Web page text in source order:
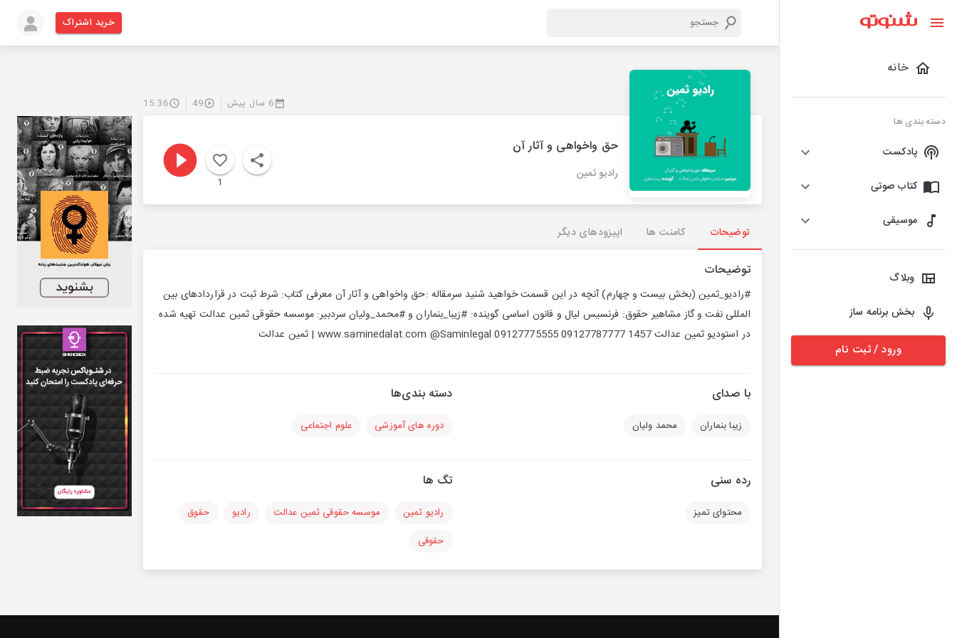
خانه
دسته بندی ها
پادکست
کتاب صوتی
موسیقی
وبلاگ
بخش برنامه ساز
ورود / ثبت نام
خرید اشتراک
6 سال پیش 49
15:36
حق واخواهی و آثار آن
رادیو ثمین
1
توضیحات کامنت ها اپیزودهای دیگر
توضیحات
#رادیو_ثمین (بخش بیست و چهارم) آنچه در این قسمت خواهید شنید سرمقاله :حق واخواهی و آثار آن معرفی کتاب: شرط ثبت در قراردادهای بین
المللی نفت و گاز مشاهیر حقوق: فرنسیس لیال و قانون اساسی گوینده: #زیبا_بنماران و #محمد_ولیان سردبیر: موسسه حقوقی ثمین عدالت تهیه شده
در استودیو ثمین عدالت 1457 09127787777 09127775555 www.saminedalat.com @Saminlegal | ثمین عدالت
با صدای
زیبا بنماران محمد ولیان
دسته بندی‌ها
دوره های آموزشی علوم اجتماعی
رده سنی
محتوای تمیز
تگ ها
رادیو ثمین موسسه حقوقی ثمین عدالت رادیو
حقوق
حقوقی